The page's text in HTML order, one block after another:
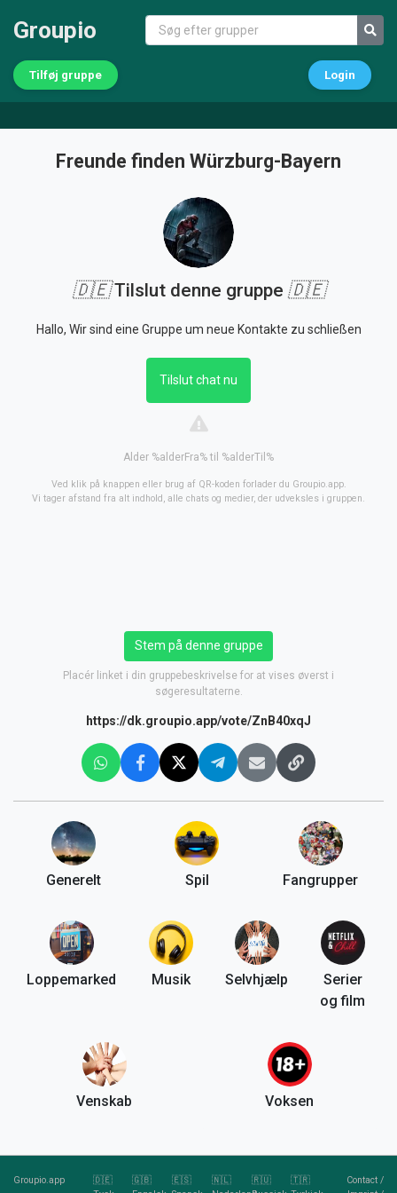
Groupio
Tilføj gruppe Login
Freunde finden Würzburg-Bayern
🇩🇪Tilslut denne gruppe 🇩🇪
Hallo, Wir sind eine Gruppe um neue Kontakte zu schließen
Tilslut chat nu
Alder %alderFra% til %alderTil%
Ved klik på knappen eller brug af QR-koden forlader du Groupio.app.
Vi tager afstand fra alt indhold, alle chats og medier, der udveksles i gruppen.
Stem på denne gruppe
Placér linket i din gruppebeskrivelse for at vises øverst i
søgeresultaterne.
https://dk.groupio.app/vote/ZnB40xqJ
Generelt Spil Fangrupper
Loppemarked Musik Selvhjælp
Serier
og film
Venskab Voksen
Groupio.app
🇩🇪
🇬🇧
🇪🇸
🇳🇱
🇷🇺
🇹🇷
Contact/